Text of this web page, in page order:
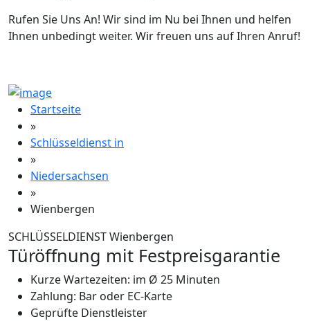
Rufen Sie Uns An! Wir sind im Nu bei Ihnen und helfen
Ihnen unbedingt weiter. Wir freuen uns auf Ihren Anruf!
Startseite
»
Schlüsseldienst in
»
Niedersachsen
»
Wienbergen
SCHLÜSSELDIENST Wienbergen
Türöffnung mit Festpreisgarantie
Kurze Wartezeiten: im Ø 25 Minuten
Zahlung: Bar oder EC-Karte
Geprüfte Dienstleister